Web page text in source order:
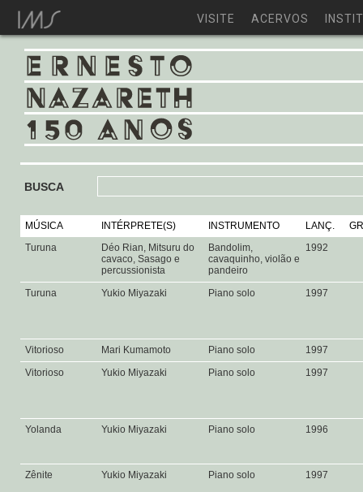
VISITE ACERVOS
BUSCA
MÚSICA INTÉRPRETE(S) INSTRUMENTO LANÇ.
Turuna
Déo Rian, Mitsuru do
cavaco, Sasago e
percussionista
Bandolim,
cavaquinho, violão e
pandeiro
1992
Turuna Yukio Miyazaki Piano solo 1997
Vitorioso Mari Kumamoto Piano solo
1997
Vitorioso
Yukio Miyazaki Piano solo 1997
Yolanda Yukio Miyazaki Piano solo 1996
Zênite Yukio Miyazaki Piano solo 1997